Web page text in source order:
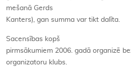
mešanā Gerds
Kanters), gan summa var tikt dalīta.
Sacensības kopš
pirmsākumiem 2006. gadā organizē
organizatoru klubs.